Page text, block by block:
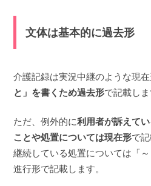
文体は基本的に過去形
介護記録は実況中継のような現在
と」を書くため過去形で記載しま
ただ、例外的に利用者が訴えて
ことや処置については現在形で記
継続している処置については「
進行形で記載します。